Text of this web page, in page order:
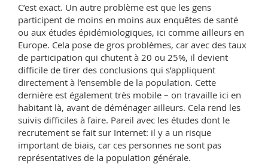
C’est exact. Un autre problème est que les gens
participent de moins en moins aux enquêtes de santé
ou aux études épidémiologiques, ici comme ailleurs en
Europe. Cela pose de gros problèmes, car avec des taux
de participation qui chutent à 20 ou 25%, il devient
difficile de tirer des conclusions qui s’appliquent
directement à l’ensemble de la population. Cette
dernière est également très mobile – on travaille ici en
habitant là, avant de déménager ailleurs. Cela rend les
suivis difficiles à faire. Pareil avec les études dont le
recrutement se fait sur Internet: il y a un risque
important de biais, car ces personnes ne sont pas
représentatives de la population générale.